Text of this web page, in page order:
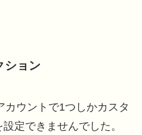
ション
ウントで1つしかカスタ
定できませんでした。